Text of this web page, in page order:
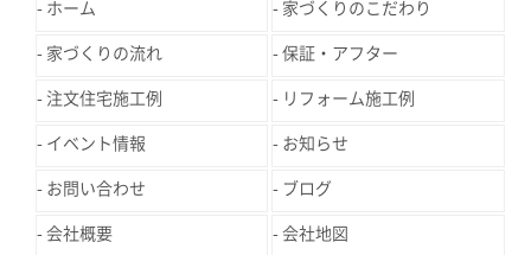
ホーム 家づくりのこだわり
家づくりの流れ 保証・アフター
注文住宅施工例 リフォーム施工例
イベント情報 お知らせ
お問い合わせ ブログ
会社概要 会社地図